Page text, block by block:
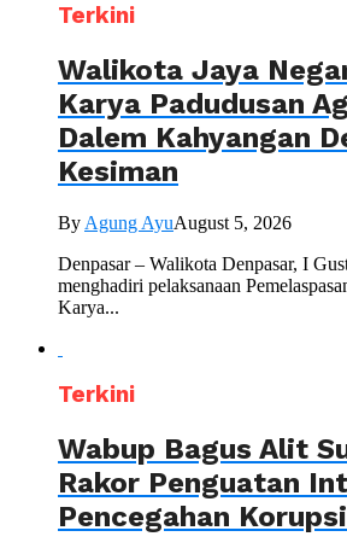
Terkini
Walikota Jaya
Karya Padudusan
Dalem Kahyangan
Kesiman
By Agung AyuAugust 5, 2026
Denpasar – Walikota Denpasar, I
menghadiri pelaksanaan
Karya...
Terkini
Wabup Bagus Alit
Rakor Penguatan
Pencegahan